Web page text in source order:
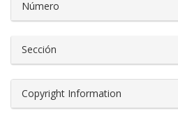
Número
Sección
Copyright Information